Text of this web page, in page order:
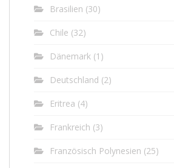
Brasilien (30)
Chile (32)
Dänemark (1)
Deutschland (2)
Eritrea (4)
Frankreich (3)
Französisch Polynesien (25)